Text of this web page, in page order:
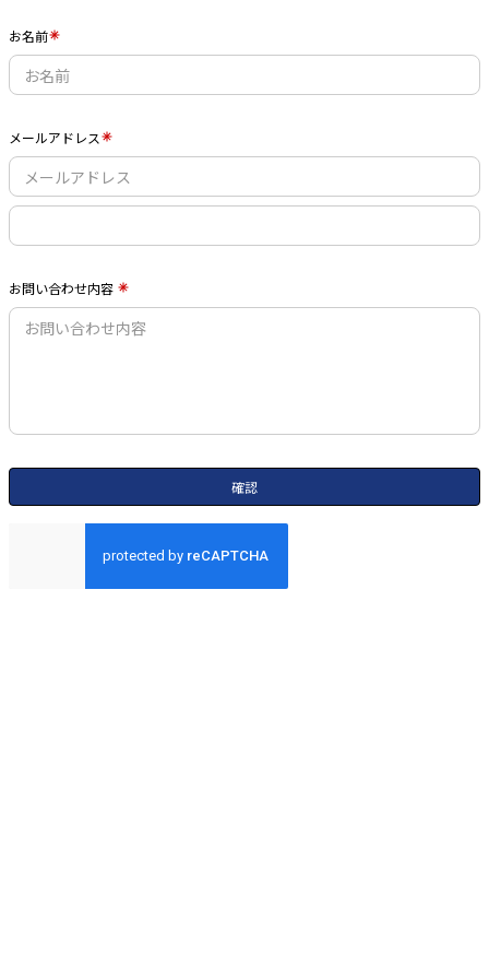
お名前
メールアドレス
お問い合わせ内容
確認